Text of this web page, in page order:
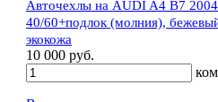
Авточехлы на AUDI A4 В7
40/60+подлок (молния),
экокожа
10 000 руб.